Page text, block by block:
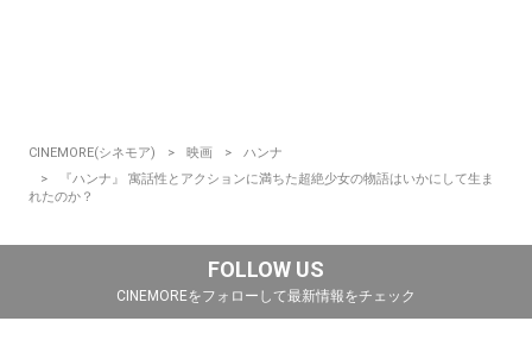
CINEMORE(シネモア) 映画
ハンナ
『ハンナ』 寓話性とアクションに満ちた超絶少女の物語はいかにして生ま
れたのか？
FOLLOW US
CINEMOREをフォローして最新情報をチェック